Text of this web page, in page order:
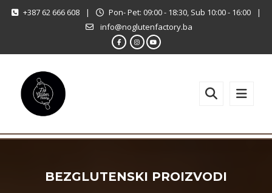
+387 62 666 608 | Pon- Pet: 09:00 - 18:30, Sub 10:00 - 16:00
|
info@noglutenfactory.ba
BEZGLUTENSKI PROIZVODI